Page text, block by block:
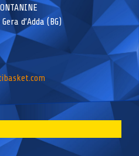
d’Adda (BG)